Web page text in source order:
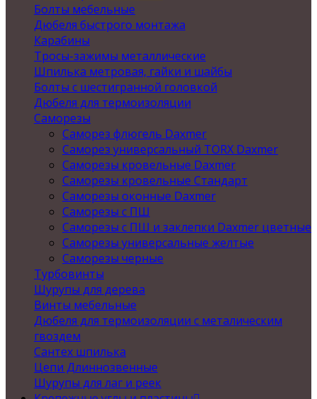
Болты мебельные
Дюбеля быстрого монтажа
Карабины
Тросы-зажимы металлические
Шпилька метровая, гайки и шайбы
Болты с шестигранной головкой
Дюбеля для термоизоляции
Саморезы
Саморез флюгель Daxmer
Саморез универсальный TORX Daxmer
Саморезы кровельные Daxmer
Саморезы кровельные Стандарт
Саморезы оконные Daxmer
Саморезы с ПШ
Саморезы с ПШ и заклепки Daxmer цветные
Саморезы универсальные желтые
Саморезы черные
Турбовинты
Шурупы для дерева
Винты мебельные
Дюбеля для термоизоляции с металическим
гвоздем
Сантех шпилька
Цепи Длиннозвенные
Шурупы для лаг и реек